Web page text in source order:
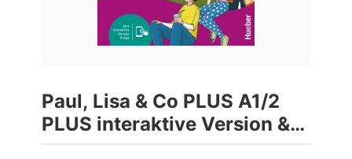
Paul, Lisa & Co PLUS A1/2
PLUS interaktive Version &
App Munkafüzet